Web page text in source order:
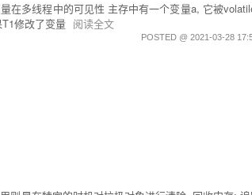
多线程中的可见性 主存中有一个变量a, 它被
修改了变量 阅读全文
POSTED @ 2021-03-28